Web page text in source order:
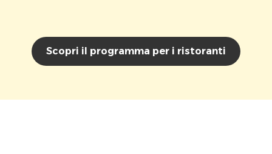
Scopri il programma per i ristoranti